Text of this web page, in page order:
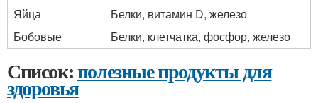
Яйца
Белки, витамин D, железо
Бобовые
Белки, клетчатка, фосфор, железо
Список:полезные продукты для
здоровья